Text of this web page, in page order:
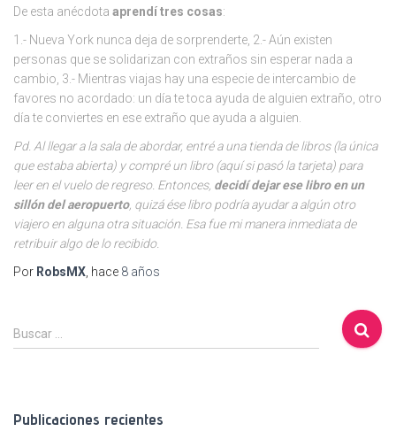
De esta anécdota aprendí tres cosas:
1.- Nueva York nunca deja de sorprenderte, 2.- Aún existen
personas que se solidarizan con extraños sin esperar nada a
cambio, 3.- Mientras viajas hay una especie de intercambio de
favores no acordado: un día te toca ayuda de alguien extraño, otro
día te conviertes en ese extraño que ayuda a alguien.
Pd. Al llegar a la sala de abordar, entré a una tienda de libros (la única
que estaba abierta) y compré un libro (aquí si pasó la tarjeta) para
leer en el vuelo de regreso. Entonces, decidí dejar ese libro en un
sillón del aeropuerto, quizá ése libro podría ayudar a algún otro
viajero en alguna otra situación. Esa fue mi manera inmediata de
retribuir algo de lo recibido.
Por RobsMX, hace 8 años
B
u
r
Buscar …
Publicaciones recientes